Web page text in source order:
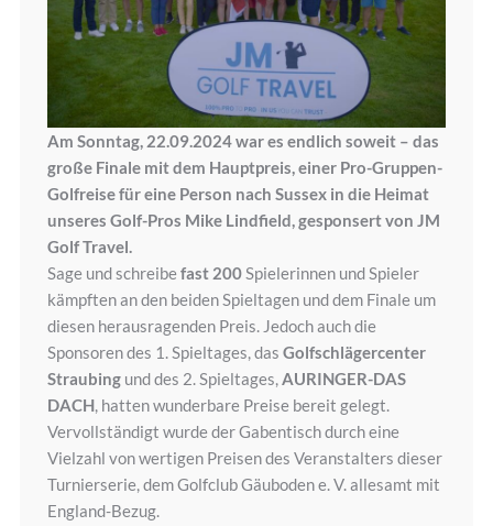
Am Sonntag, 22.09.2024 war es endlich soweit – das
große Finale mit dem Hauptpreis, einer Pro-Gruppen-
Golfreise für eine Person nach Sussex in die Heimat
unseres Golf-Pros Mike Lindfield, gesponsert von JM
Golf Travel.
Sage und schreibefast 200Spielerinnen und Spieler
kämpften an den beiden Spieltagen und dem Finale um
diesen herausragenden Preis. Jedoch auch die
Sponsoren des 1. Spieltages, das Golfschlägercenter
Straubingund des 2. Spieltages,AURINGER-DAS
DACH, hatten wunderbare Preise bereit gelegt.
Vervollständigt wurde der Gabentisch durch eine
Vielzahl von wertigen Preisen des Veranstalters dieser
Turnierserie, dem Golfclub Gäuboden e. V. allesamt mit
England-Bezug.